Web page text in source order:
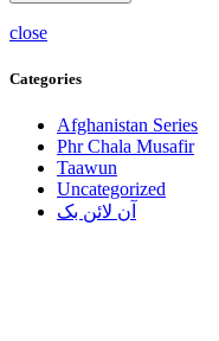
close
Categories
Afghanistan Series
Phr Chala Musafir
Taawun
Uncategorized
آن لائن بک